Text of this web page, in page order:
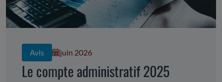
Avis juin 2026
Le compte administratif 2025